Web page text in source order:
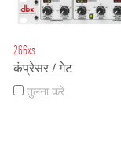
266xs
कंप्रेसर / गेट
तुलना करें